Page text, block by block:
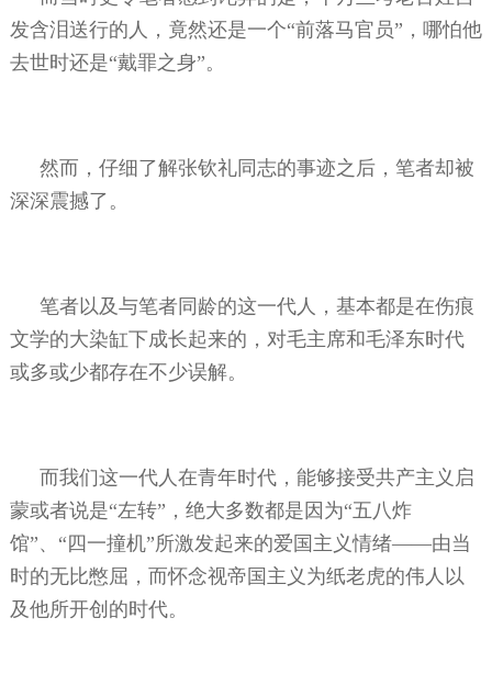
发含泪送行的人，竟然还是一个“前落马官员”，哪怕他
去世时还是“戴罪之身”。
然而，仔细了解张钦礼同志的事迹之后，笔者却被
深深震撼了。
笔者以及与笔者同龄的这一代人，基本都是在伤痕
文学的大染缸下成长起来的，对毛主席和毛泽东时代
或多或少都存在不少误解。
而我们这一代人在青年时代，能够接受共产主义启
蒙或者说是“左转”，绝大多数都是因为“五八炸
馆”、“四一撞机”所激发起来的爱国主义情绪——由当
时的无比憋屈，而怀念视帝国主义为纸老虎的伟人以
及他所开创的时代。